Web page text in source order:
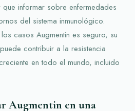
informar sobre enfermedades
del sistema inmunológico.
casos Augmentin es seguro, su
contribuir a la resistencia
en todo el mundo, incluido
Augmentin en una